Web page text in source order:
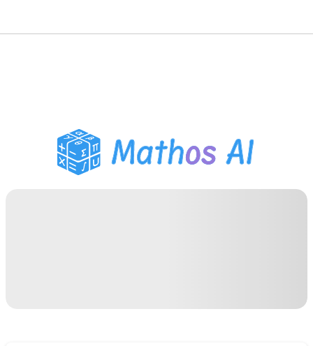
Помощник по домашним
заданиям PDF